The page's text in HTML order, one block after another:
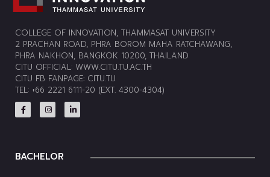
COLLEGE OF INNOVATION, THAMMASAT UNIVERSITY
2 PRACHAN ROAD, PHRA BOROM MAHA RATCHAWANG,
PHRA NAKHON, BANGKOK 10200, THAILAND
CITU OFFICIAL: WWW.CITU.TU.AC.TH
CITU FB FANPAGE: CITU.TU
TEL: +66 2221 6111-20 (EXT. 4300-4304)
BACHELOR